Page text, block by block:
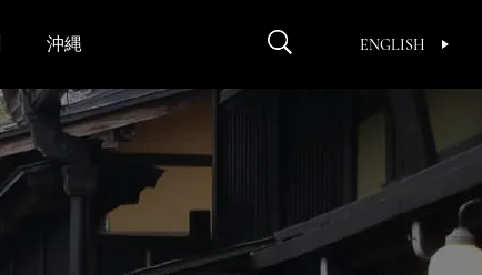
ENGLISH
沖縄